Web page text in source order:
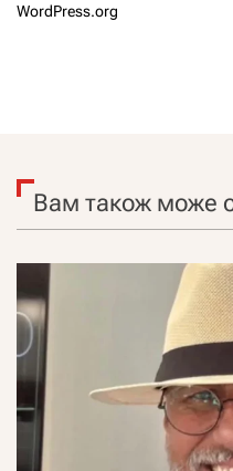
WordPress.org
Вам також може